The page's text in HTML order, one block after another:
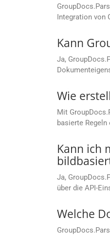
Integration von
Kann
Ja,
Wie
Mit
basierte
Kann ich
Ja,
über die API-
Welche